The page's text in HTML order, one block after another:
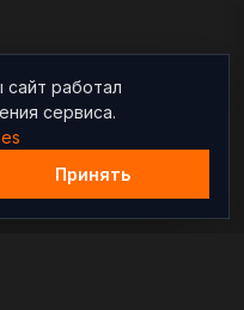
работал
сервиса.
Принять